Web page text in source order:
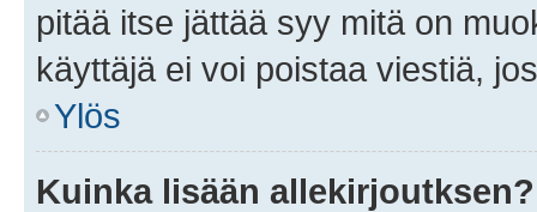
pitää itse jättää syy mitä on
käyttäjä ei voi poistaa viestiä,
Ylös
Kuinka lisään allekirjoutksen?